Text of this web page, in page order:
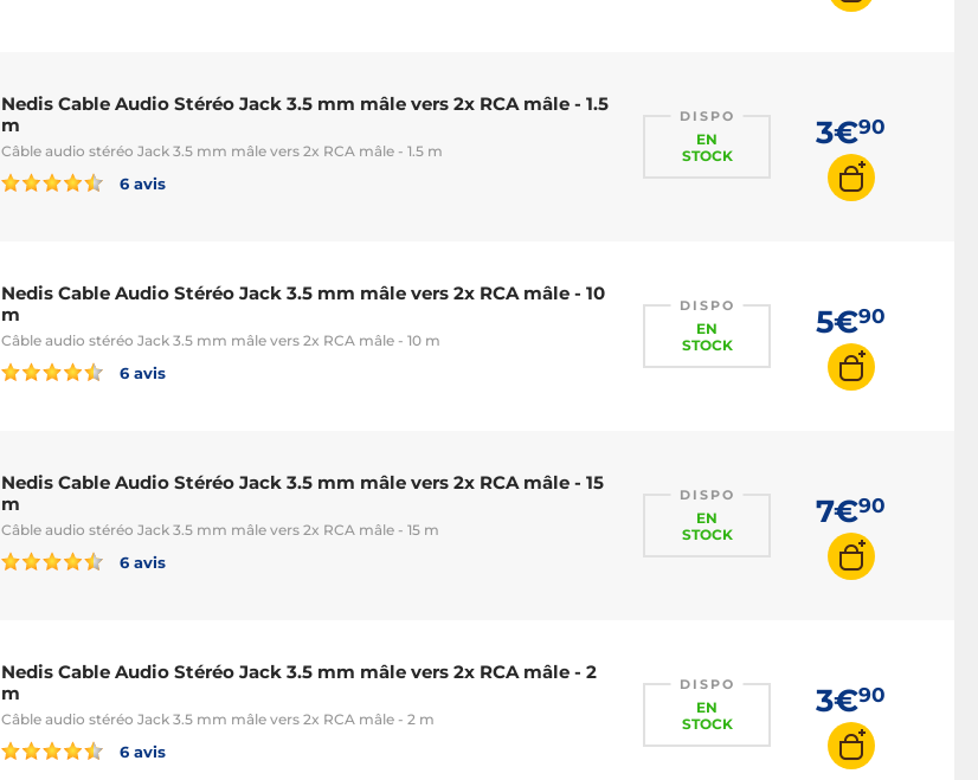
Nedis Cable Audio Stéréo Jack 3.5 mm mâle vers 2x RCA mâle - 1.5
m
Câble audio stéréo Jack 3.5 mm mâle vers 2x RCA mâle - 1.5 m
6 avis
DISPO
EN
STOCK
3€90
Nedis Cable Audio Stéréo Jack 3.5 mm mâle vers 2x RCA mâle - 10
m
Câble audio stéréo Jack 3.5 mm mâle vers 2x RCA mâle - 10 m
6 avis
DISPO
EN
STOCK
5€90
Nedis Cable Audio Stéréo Jack 3.5 mm mâle vers 2x RCA mâle - 15
m
Câble audio stéréo Jack 3.5 mm mâle vers 2x RCA mâle - 15 m
6 avis
DISPO
EN
STOCK
7€90
Nedis Cable Audio Stéréo Jack 3.5 mm mâle vers 2x RCA mâle - 2
m
Câble audio stéréo Jack 3.5 mm mâle vers 2x RCA mâle - 2 m
6 avis
DISPO
EN
STOCK
3€90